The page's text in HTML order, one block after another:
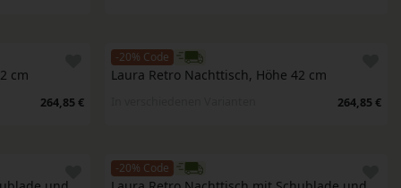
cm
264,85 €
-20% Code
Laura Retro Nachttisch, Höhe 42 cm
264,85 €
-20% Code